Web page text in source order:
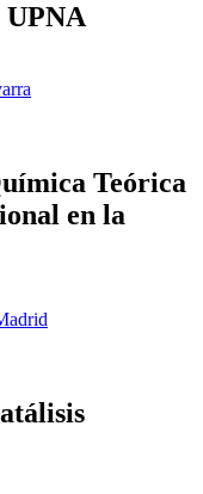
UPNA
Teórica
en la